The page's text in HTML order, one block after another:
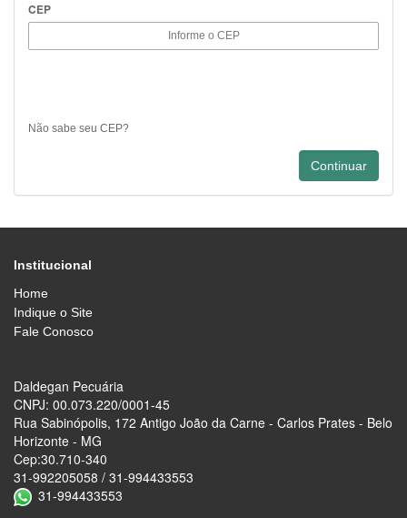
CEP
Não sabe seu CEP?
Institucional
Home
Indique o Site
Fale Conosco
Daldegan Pecuária
CNPJ: 00.073.220/0001-45
Rua Sabinópolis, 172 Antigo João da Carne - Carlos Prates - Belo
Horizonte - MG
Cep:30.710-340
31-992205058 / 31-994433553
31-994433553